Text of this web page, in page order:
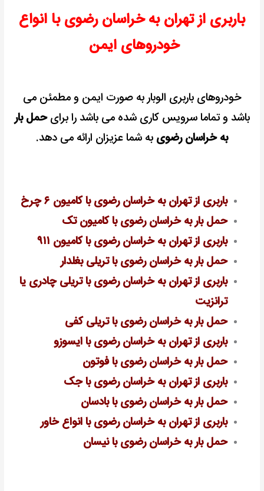
باربری از تهران به خراسان رضوی با انواع
خودروهای ایمن
خودروهای باربری الوبار به صورت ایمن و مطمئن می
باشد و تماما سرویس کاری شده می باشد را برایحمل بار
به خراسان رضوی به شما عزیزان ارائه می دهد.
باربری از تهران به خراسان رضوی با کامیون ۶ چرخ
حمل بار به خراسان رضوی با کامیون تک
باربری از تهران به خراسان رضوی با کامیون ۹۱۱
حمل بار به خراسان رضوی با تریلی بغلدار
باربری از تهران به خراسان رضوی با تریلی چادری یا
ترانزیت
حمل بار به خراسان رضوی با تریلی کفی
باربری از تهران به خراسان رضوی با ایسوزو
حمل بار به خراسان رضوی با فوتون
باربری از تهران به خراسان رضوی با جک
حمل بار به خراسان رضوی با بادسان
باربری از تهران به خراسان رضوی با انواع خاور
حمل بار به خراسان رضوی با نیسان